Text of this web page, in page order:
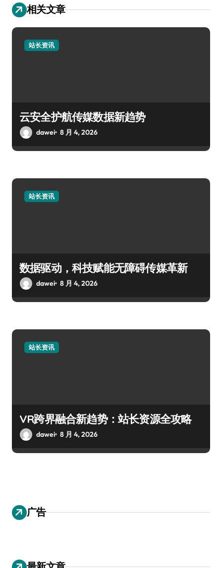
相关文章
站长资讯
云安全护航传媒数据新趋势
dawei 8 月 4, 2026
站长资讯
数据驱动，科技赋能无障碍传媒革新
dawei 8 月 4, 2026
站长资讯
VR跨界融合新趋势：站长资源全攻略
dawei 8 月 4, 2026
广告